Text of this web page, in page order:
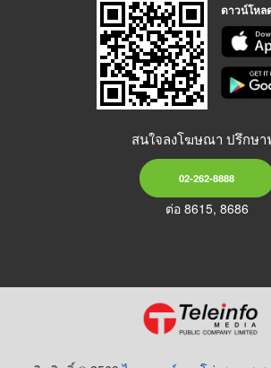
ดาวน์โหล
สนใจลงโฆษณา ปรึกษา
02-262-8888
ต่อ 8615, 8686